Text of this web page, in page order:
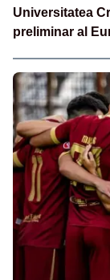
Universitatea
preliminar al